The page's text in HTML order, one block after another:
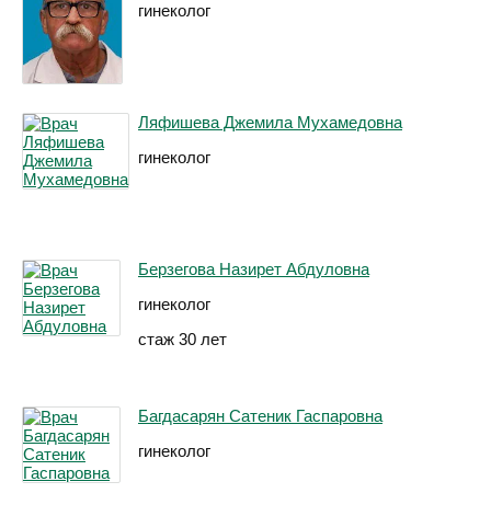
гинеколог
Ляфишева Джемила Мухамедовна
гинеколог
Берзегова Назирет Абдуловна
гинеколог
стаж 30 лет
Багдасарян Сатеник Гаспаровна
гинеколог